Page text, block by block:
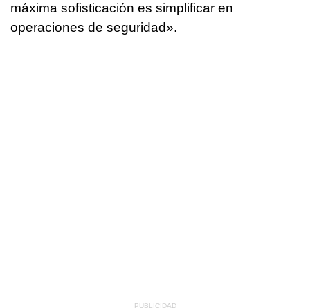
máxima sofisticación es simplificar en
operaciones de seguridad».